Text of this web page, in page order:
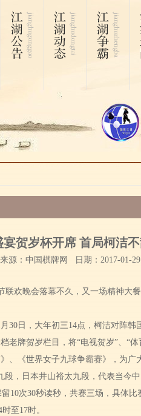
宴贺岁杯开席 首局柯洁
来源：中国棋牌网 日期：2017-01-29
欢晚会落幕不久，又一场精神大
30日，大年初三14点，柯洁对阵韩
老牌贺岁栏目，将“电视贺岁”、“
、《世界女子九球争霸赛》，为广
，日本井山裕太九段，代表当今中
10次30秒读秒，共赛三场，具体
至17时。